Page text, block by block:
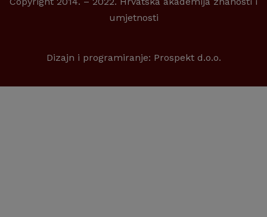
umjetnosti
Dizajn i programiranje: Prospekt d.o.o.